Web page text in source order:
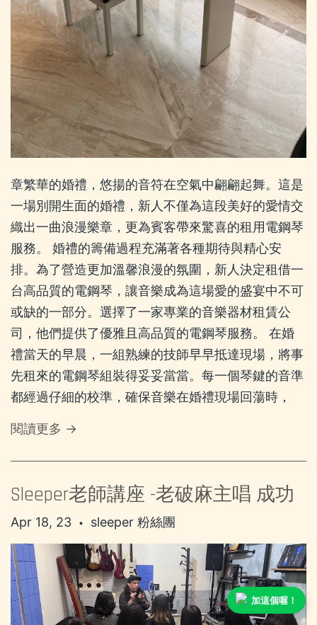
章繁華的婚禮，悠揚的音符在空氣中翩翩起舞。這是
一場別開生面的婚禮，新人不僅為這段美好的愛情交
織出一曲浪漫樂章，更為賓客帶來驚喜的租用電鋼琴
服務。 婚禮的籌備過程充滿著各種期待與精心安
排。為了營造更加溫馨浪漫的氛圍，新人決定租借一
台高品質的電鋼琴，讓音樂成為這場愛的盛宴中不可
或缺的一部分。選擇了一家專業的音樂器材租賃公
司，他們提供了優雅且高品質的電鋼琴服務。 在婚
禮當天的早晨，一組熟練的技師早早抵達現場，將事
先租來的電鋼琴組裝得妥妥當當。每一個琴鍵的音準
都經過仔細的校準，確保音樂在婚禮現場回蕩時，
閱讀更多 →
Sleeper老師講座 -老破麻主唱 成功
Apr 18, 23 • sleeper 粉絲團
加這個喔！